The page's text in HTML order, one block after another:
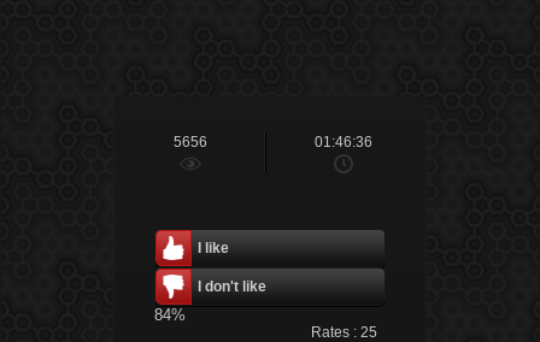
5656 01:46:36
84%
Rates : 25
I like
I don't like